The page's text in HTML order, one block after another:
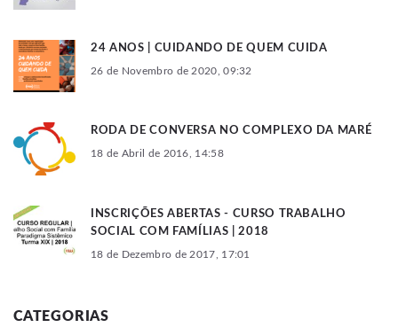
24 ANOS | CUIDANDO DE QUEM CUIDA
26 de Novembro de 2020, 09:32
RODA DE CONVERSA NO COMPLEXO DA MARÉ
18 de Abril de 2016, 14:58
INSCRIÇÕES ABERTAS - CURSO TRABALHO
SOCIAL COM FAMÍLIAS | 2018
18 de Dezembro de 2017, 17:01
CATEGORIAS